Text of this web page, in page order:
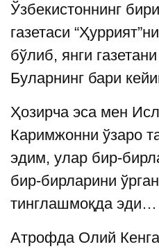
Ўзбекистоннинг
газетаси
бўлиб, янги
Буларнинг бари
Ҳозирча эса мен
Каримжонни ўзаро
эдим, улар бир-
бир-бирларини
тинглашмоқда эди…
Атрофда Олий